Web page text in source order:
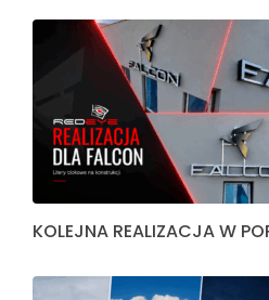
KOLEJNA REALIZACJA W